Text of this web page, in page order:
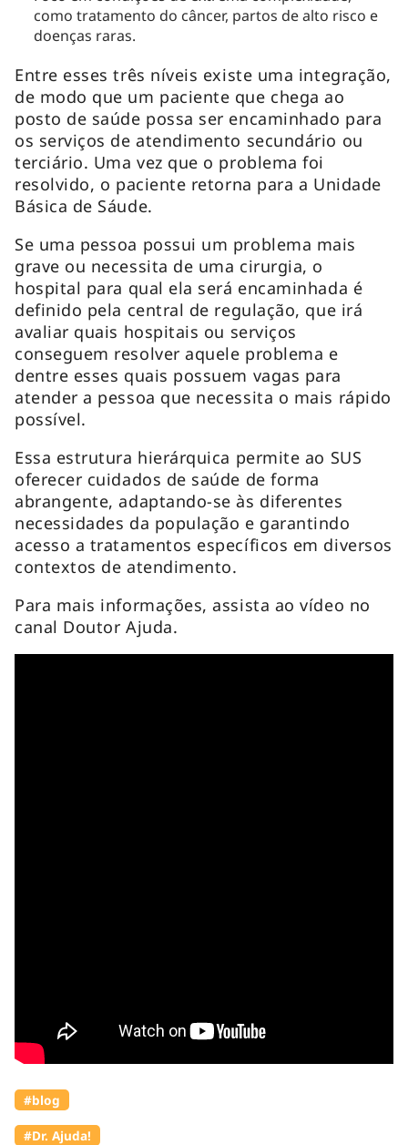
como tratamento do câncer, partos de alto risco e
doenças raras.
Entre esses três níveis existe uma integração,
de modo que um paciente que chega ao
posto de saúde possa ser encaminhado para
os serviços de atendimento secundário ou
terciário. Uma vez que o problema foi
resolvido, o paciente retorna para a Unidade
Básica de Sáude.
Se uma pessoa possui um problema mais
grave ou necessita de uma cirurgia, o
hospital para qual ela será encaminhada é
definido pela central de regulação, que irá
avaliar quais hospitais ou serviços
conseguem resolver aquele problema e
dentre esses quais possuem vagas para
atender a pessoa que necessita o mais rápido
possível.
Essa estrutura hierárquica permite ao SUS
oferecer cuidados de saúde de forma
abrangente, adaptando-se às diferentes
necessidades da população e garantindo
acesso a tratamentos específicos em diversos
contextos de atendimento.
Para mais informações, assista ao vídeo no
canal Doutor Ajuda.
#blog
#Dr. Ajuda!